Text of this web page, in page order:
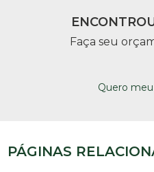
Faça seu
Quero
PÁGINAS